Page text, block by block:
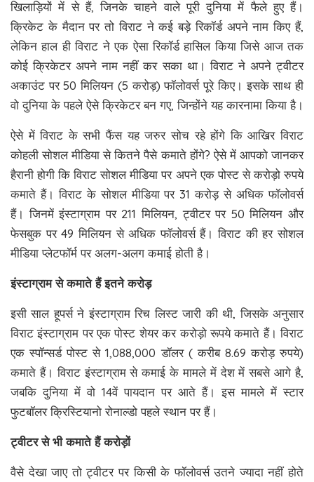
खिलाड़ियों में से हैं, जिनके चाहने वाले पूरी दुनिया में फैले हुए हैं।
क्रिकेट के मैदान पर तो विराट ने कई बड़े रिकॉर्ड अपने नाम किए हैं,
लेकिन हाल ही विराट ने एक ऐसा रिकॉर्ड हासिल किया जिसे आज तक
कोई क्रिकेटर अपने नाम नहीं कर सका था। विराट ने अपने ट्वीटर
अकाउंट पर 50 मिलियन (5 करोड़) फॉलोवर्स पूरे किए। इसके साथ ही
वो दुनिया के पहले ऐसे क्रिकेटर बन गए, जिन्होंने यह कारनामा किया है।
ऐसे में विराट के सभी फैंस यह जरुर सोच रहे होंगे कि आखिर विराट
कोहली सोशल मीडिया से कितने पैसे कमाते होंगे? ऐसे में आपको जानकर
हैरानी होगी कि विराट सोशल मीडिया पर अपने एक पोस्ट से करोड़ो रुपये
कमाते हैं। विराट के सोशल मीडिया पर 31 करोड़ से अधिक फॉलोवर्स
हैं। जिनमें इंस्टाग्राम पर 211 मिलियन, ट्वीटर पर 50 मिलियन और
फेसबुक पर 49 मिलियन से अधिक फॉलोवर्स हैं। विराट की हर सोशल
मीडिया प्लेटफॉर्म पर अलग-अलग कमाई होती है।
इंस्टाग्राम से कमाते हैं इतने करोड़
इसी साल हूपर्स ने इंस्टाग्राम रिच लिस्ट जारी की थी, जिसके अनुसार
विराट इंस्टाग्राम पर एक पोस्ट शेयर कर करोड़ो रूपये कमाते हैं। विराट
एक स्पॉन्सर्ड पोस्ट से 1,088,000 डॉलर ( करीब 8.69 करोड़ रुपये)
कमाते हैं। विराट इंस्टाग्राम से कमाई के मामले में देश में सबसे आगे है,
जबकि दुनिया में वो 14वें पायदान पर आते हैं। इस मामले में स्टार
फुटबॉलर क्रिस्टियानो रोनाल्डो पहले स्थान पर हैं।
ट्वीटर से भी कमाते हैं करोड़ों
वैसे देखा जाए तो ट्वीटर पर किसी के फॉलोवर्स उतने ज्यादा नहीं होते